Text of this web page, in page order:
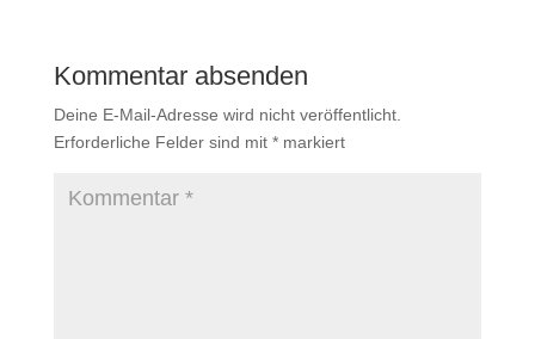
Kommentar absenden
Deine E-Mail-Adresse wird nicht veröffentlicht.
Erforderliche Felder sind mit *markiert